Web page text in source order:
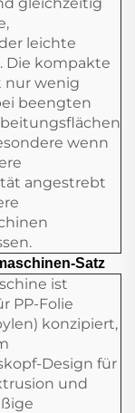
leichte
Die kompakte
nur wenig
beengten
wenn
angestrebt
Satz
ist
PP-Folie
konzipiert,
Design für
und